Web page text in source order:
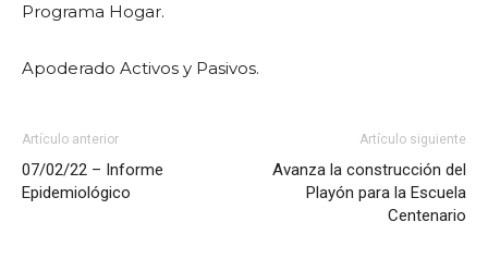
Programa Hogar.
Apoderado Activos y Pasivos.
Artículo anterior
07/02/22 – Informe
Epidemiológico
Artículo siguiente
Avanza la construcción del
Playón para la Escuela
Centenario